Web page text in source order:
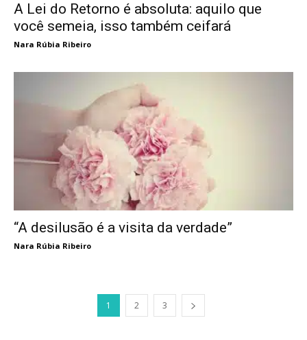
A Lei do Retorno é absoluta: aquilo que
você semeia, isso também ceifará
Nara Rúbia Ribeiro
“A desilusão é a visita da verdade”
Nara Rúbia Ribeiro
1 2 3